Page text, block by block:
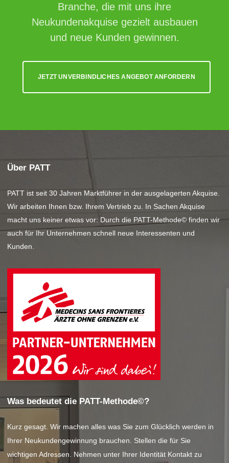
Branche, die mit uns ihre
Neukundenakquise gezielt ausbauen
und neue Kunden gewinnen.
JETZT UNVERBINDLICHES ANGEBOT ANFORDERN
Über PATT
PATT ist seit 30 Jahren Marktführer in der ausgelagerten Akquise.
Wir arbeiten Ihnen bzw. Ihrem Vertrieb zu. In Sachen Akquise
macht uns keiner etwas vor: Durch die PATT-Methode© finden wir
auch für Ihr Unternehmen schnell neue Interessenten und
Kunden.
Was bedeutet die PATT-Methode©?
Kurz gesagt. Wir machen alles was Sie zum Glücklich werden in
Ihrer Neukundengewinnung brauchen. Stellen die für Sie
wichtigen Adressen. Nehmen unter Ihrer Identität Kontakt zu